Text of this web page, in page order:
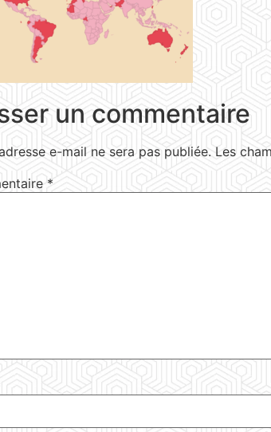
un commentaire
e-mail ne sera pas publiée. Les
*